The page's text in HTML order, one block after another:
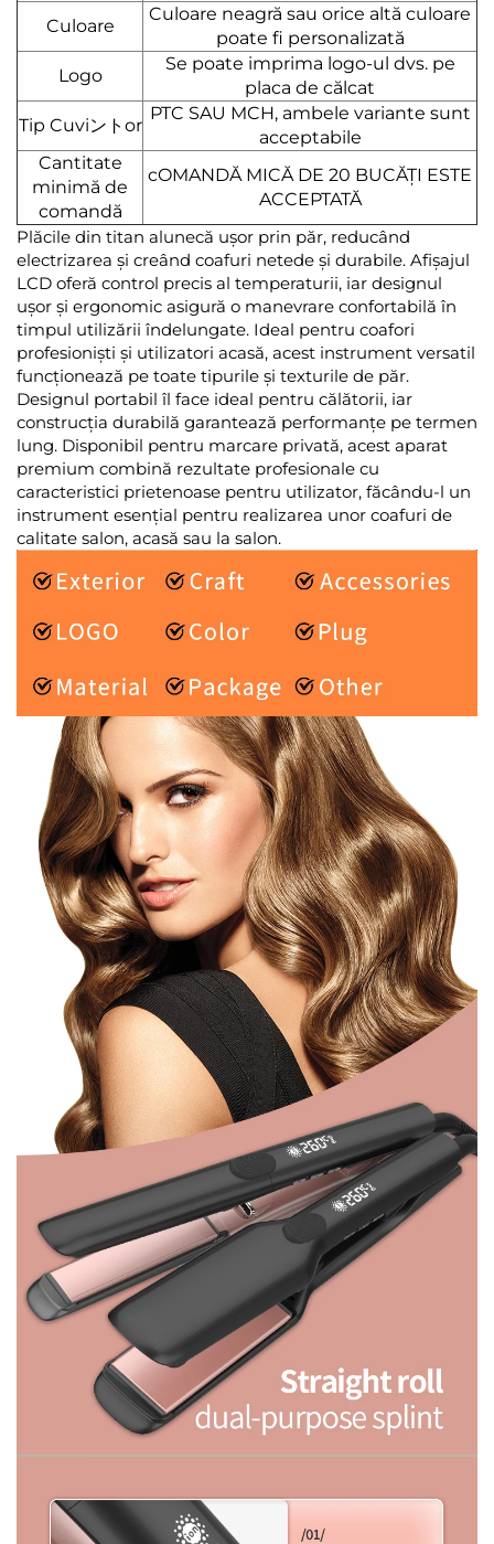
Culoare
Culoare neagră sau orice altă culoare
poate fi personalizată
Logo
Se poate imprima logo-ul dvs. pe
placa de călcat
Tip Cuviントor
PTC SAU MCH, ambele variante sunt
acceptabile
Cantitate
minimă de
comandă
cOMANDĂ MICĂ DE 20 BUCĂȚI ESTE
ACCEPTATĂ
Plăcile din titan alunecă ușor prin păr, reducând
electrizarea și creând coafuri netede și durabile. Afișajul
LCD oferă control precis al temperaturii, iar designul
ușor și ergonomic asigură o manevrare confortabilă în
timpul utilizării îndelungate. Ideal pentru coafori
profesioniști și utilizatori acasă, acest instrument versatil
funcționează pe toate tipurile și texturile de păr.
Designul portabil îl face ideal pentru călătorii, iar
construcția durabilă garantează performanțe pe termen
lung. Disponibil pentru marcare privată, acest aparat
premium combină rezultate profesionale cu
caracteristici prietenoase pentru utilizator, făcându-l un
instrument esențial pentru realizarea unor coafuri de
calitate salon, acasă sau la salon.